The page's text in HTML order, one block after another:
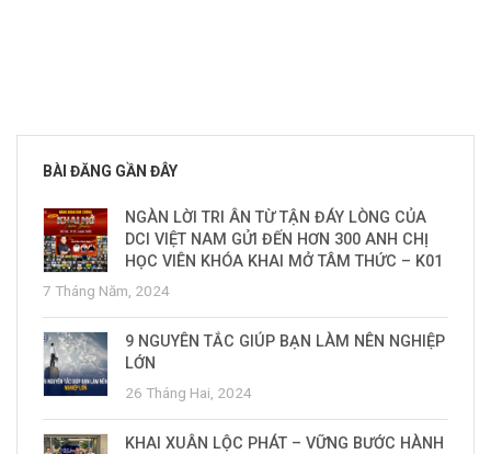
BÀI ĐĂNG GẦN ĐÂY
NGÀN LỜI TRI ÂN TỪ TẬN ĐÁY LÒNG CỦA
DCI VIỆT NAM GỬI ĐẾN HƠN 300 ANH CHỊ
HỌC VIÊN KHÓA KHAI MỞ TÂM THỨC – K01
7 Tháng Năm, 2024
9 NGUYÊN TẮC GIÚP BẠN LÀM NÊN NGHIỆP
LỚN
26 Tháng Hai, 2024
KHAI XUÂN LỘC PHÁT – VỮNG BƯỚC HÀNH